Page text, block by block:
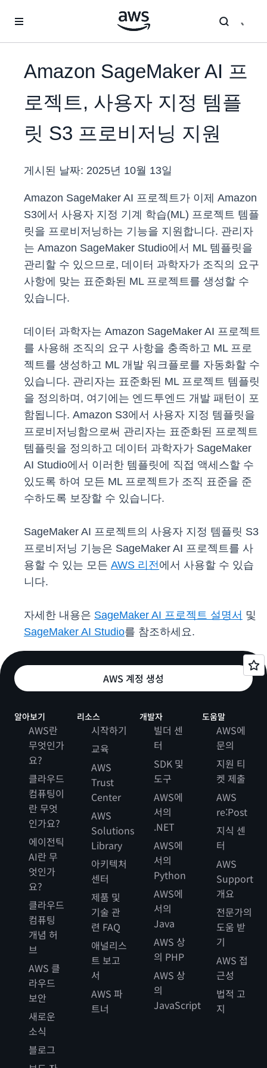
Amazon SageMaker AI 프
로젝트, 사용자 지정 템플
릿 S3 프로비저닝 지원
게시된 날짜: 2025년 10월 13일
Amazon SageMaker AI 프로젝트가 이제 Amazon
S3에서 사용자 지정 기계 학습(ML) 프로젝트 템플
릿을 프로비저닝하는 기능을 지원합니다. 관리자
는 Amazon SageMaker Studio에서 ML 템플릿을
관리할 수 있으므로, 데이터 과학자가 조직의 요구
사항에 맞는 표준화된 ML 프로젝트를 생성할 수
있습니다.
데이터 과학자는 Amazon SageMaker AI 프로젝트
를 사용해 조직의 요구 사항을 충족하고 ML 프로
젝트를 생성하고 ML 개발 워크플로를 자동화할 수
있습니다. 관리자는 표준화된 ML 프로젝트 템플릿
을 정의하며, 여기에는 엔드투엔드 개발 패턴이 포
함됩니다. Amazon S3에서 사용자 지정 템플릿을
프로비저닝함으로써 관리자는 표준화된 프로젝트
템플릿을 정의하고 데이터 과학자가 SageMaker
AI Studio에서 이러한 템플릿에 직접 액세스할 수
있도록 하여 모든 ML 프로젝트가 조직 표준을 준
수하도록 보장할 수 있습니다.
SageMaker AI 프로젝트의 사용자 지정 템플릿 S3
프로비저닝 기능은 SageMaker AI 프로젝트를 사
용할 수 있는 모든 AWS 리전에서 사용할 수 있습
니다.
자세한 내용은 SageMaker AI 프로젝트 설명서 및
SageMaker AI Studio를 참조하세요.
AWS 계정 생성
알아보기
AWS란
무엇인가
요?
클라우드
컴퓨팅이
란 무엇
인가요?
에이전틱
AI란 무
엇인가
요?
클라우드
컴퓨팅
개념 허
브
AWS 클
라우드
보안
새로운
소식
블로그
리소스
시작하기
교육
AWS
Trust
Center
AWS
Solutions
Library
아키텍처
센터
제품 및
기술 관
련 FAQ
애널리스
트 보고
서
AWS 파
트너
개발자
빌더 센
터
SDK 및
도구
AWS에
서의
.NET
AWS에
서의
Python
AWS에
서의
Java
AWS 상
의 PHP
AWS 상
의
JavaScript
도움말
AWS에
문의
지원 티
켓 제출
AWS
re:Post
지식 센
터
AWS
Support
개요
전문가의
도움 받
기
AWS 접
근성
법적 고
지